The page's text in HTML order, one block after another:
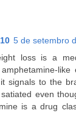
5 de setembro
loss is a
signals to the
even
is a drug